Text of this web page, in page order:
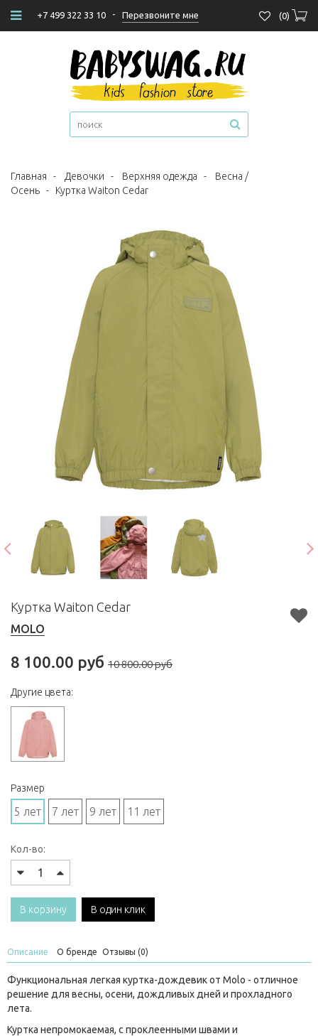
+7 499 322 33 10 - Перезвоните мне (0)
Главная - Девочки - Верхняя одежда - Весна /
Осень - Куртка Waiton Cedar
Куртка Waiton Cedar
MOLO
8 100.00 руб 10 800.00 руб
Другие цвета:
Размер
5 лет 7 лет 9 лет 11 лет
Кол-во:
В корзину В один клик
Описание О бренде Отзывы (0)
Функциональная легкая куртка-дождевик от Molo - отличное
решение для весны, осени, дождливых дней и прохладного
лета.
Куртка непромокаемая, с проклеенными швами и